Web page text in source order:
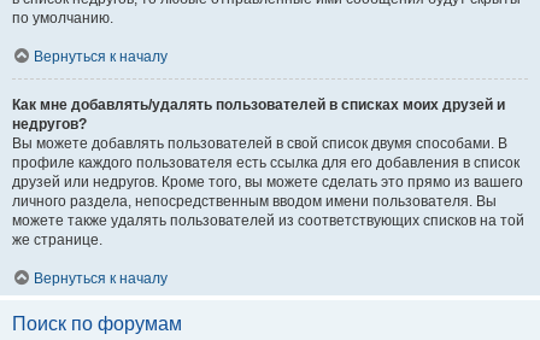
по умолчанию.
Вернуться к началу
Как мне добавлять/удалять пользователей в списках моих друзей и
недругов?
Вы можете добавлять пользователей в свой список двумя способами. В
профиле каждого пользователя есть ссылка для его добавления в список
друзей или недругов. Кроме того, вы можете сделать это прямо из вашего
личного раздела, непосредственным вводом имени пользователя. Вы
можете также удалять пользователей из соответствующих списков на той
же странице.
Вернуться к началу
Поиск по форумам